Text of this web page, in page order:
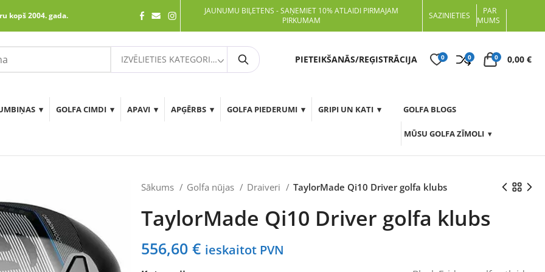
kopš 2004. gada.
JAUNUMU BIĻETENS - SAŅEMIET 10% ATLAIDI PIRMAJAM
PIRKUMAM
SAZINIETIES
PAR
MUMS
IZVĒLIETIES KATEGORIJU Meklēt PIETEIKŠANĀS/REĢISTRĀCIJA 0 0 0 0,00 €
GOLFA CIMDI APAVI APĢĒRBS GOLFA PIEDERUMI GRIPI UN KATI GOLFA BLOGS
MŪSU GOLFA ZĪMOLI
Sākums Golfa nūjas Draiveri TaylorMade Qi10 Driver golfa klubs
TaylorMade Qi10 Driver golfa klubs
556,60 € ieskaitot PVN